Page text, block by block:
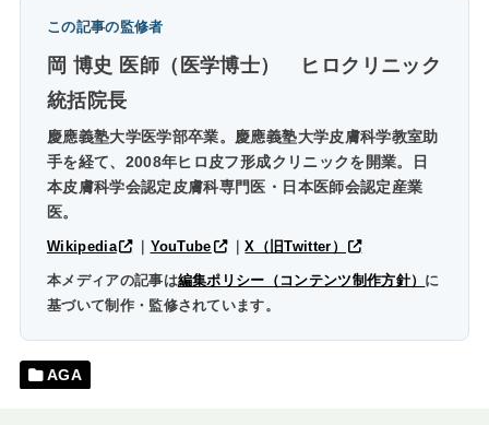
この記事の監修者
岡 博史 医師（医学博士）
ヒロクリニック
統括院長
慶應義塾大学医学部卒業。慶應義塾大学皮膚科学教室助
手を経て、2008年ヒロ皮フ形成クリニックを開業。日
本皮膚科学会認定皮膚科専門医・日本医師会認定産業
医。
Wikipedia YouTube ｜X（旧Twitter）
本メディアの記事は編集ポリシー（コンテンツ制作方針） に
基づいて制作・監修されています。
AGA